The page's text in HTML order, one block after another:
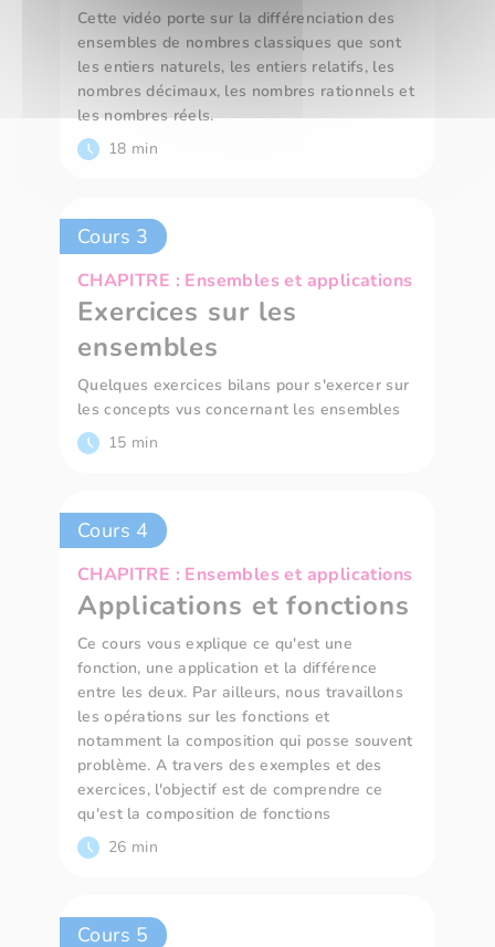
Cette vidéo porte sur la différenciation des
ensembles de nombres classiques que sont
les entiers naturels, les entiers relatifs, les
nombres décimaux, les nombres rationnels et
les nombres réels.
18 min
Cours 3
CHAPITRE : Ensembles et applications
Exercices sur les
ensembles
Quelques exercices bilans pour s'exercer sur
les concepts vus concernant les ensembles
15 min
Cours 4
CHAPITRE : Ensembles et applications
Applications et fonctions
Ce cours vous explique ce qu'est une
fonction, une application et la différence
entre les deux. Par ailleurs, nous travaillons
les opérations sur les fonctions et
notamment la composition qui posse souvent
problème. A travers des exemples et des
exercices, l'objectif est de comprendre ce
qu'est la composition de fonctions
26 min
Cours 5